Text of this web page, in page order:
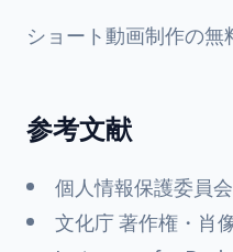
ショート動画制作の無
参考文献
個人情報保護委員
文化庁 著作権・肖